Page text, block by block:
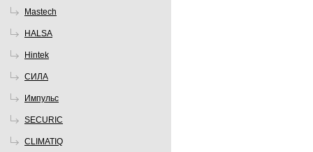
Mastech
HALSA
Hintek
СИЛА
Импульс
SECURIC
CLIMATIQ